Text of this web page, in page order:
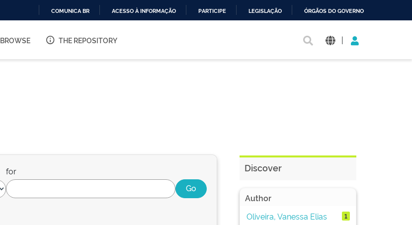
O
COMUNICA BR ACESSO À INFORMAÇÃO PARTICIPE LEGISLAÇÃO ÓRGÃOS DO GOVERNO
BROWSE THE REPOSITORY |
for Discover
Author
Oliveira, Vanessa Elias
1